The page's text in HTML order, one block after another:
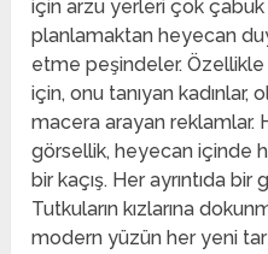
için arzu yerleri çok
planlamaktan heyecan
etme peşindeler.
için, onu tanıyan kadınlar,
macera arayan reklamlar.
görsellik, heyecan içinde
bir kaçış. Her ayrıntıda bir
Tutkuların kızlarına
modern yüzün her yeni